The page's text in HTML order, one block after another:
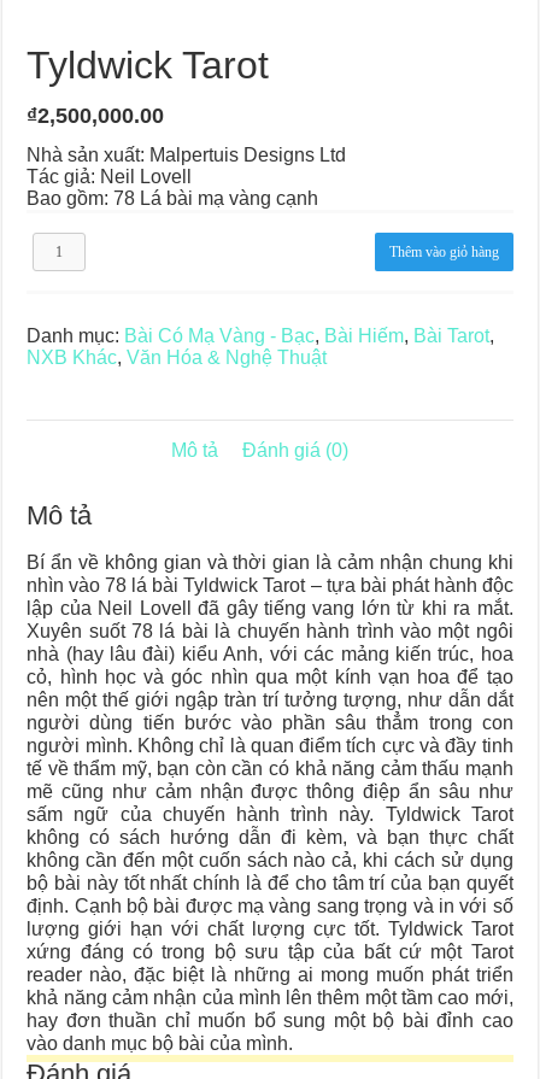
Tyldwick Tarot
₫2,500,000.00
Nhà sản xuất: Malpertuis Designs Ltd
Tác giả: Neil Lovell
Bao gồm: 78 Lá bài mạ vàng cạnh
Tyldwick
Tarot
Thêm vào giỏ hàng
Danh mục: Bài Có Mạ Vàng - Bạc, Bài Hiếm, Bài Tarot,
NXB Khác,Văn Hóa & Nghệ Thuật
Mô tả Đánh giá (0)
Mô tả
Bí ẩn về không gian và thời gian là cảm nhận chung khi
nhìn vào 78 lá bài Tyldwick Tarot – tựa bài phát hành độc
lập của Neil Lovell đã gây tiếng vang lớn từ khi ra mắt.
Xuyên suốt 78 lá bài là chuyến hành trình vào một ngôi
nhà (hay lâu đài) kiểu Anh, với các mảng kiến trúc, hoa
cỏ, hình học và góc nhìn qua một kính vạn hoa để tạo
nên một thế giới ngập tràn trí tưởng tượng, như dẫn dắt
người dùng tiến bước vào phần sâu thẳm trong con
người mình. Không chỉ là quan điểm tích cực và đầy tinh
tế về thẩm mỹ, bạn còn cần có khả năng cảm thấu mạnh
mẽ cũng như cảm nhận được thông điệp ẩn sâu như
sấm ngữ của chuyến hành trình này. Tyldwick Tarot
không có sách hướng dẫn đi kèm, và bạn thực chất
không cần đến một cuốn sách nào cả, khi cách sử dụng
bộ bài này tốt nhất chính là để cho tâm trí của bạn quyết
định. Cạnh bộ bài được mạ vàng sang trọng và in với số
lượng giới hạn với chất lượng cực tốt. Tyldwick Tarot
xứng đáng có trong bộ sưu tập của bất cứ một Tarot
reader nào, đặc biệt là những ai mong muốn phát triển
khả năng cảm nhận của mình lên thêm một tầm cao mới,
hay đơn thuần chỉ muốn bổ sung một bộ bài đỉnh cao
vào danh mục bộ bài của mình.